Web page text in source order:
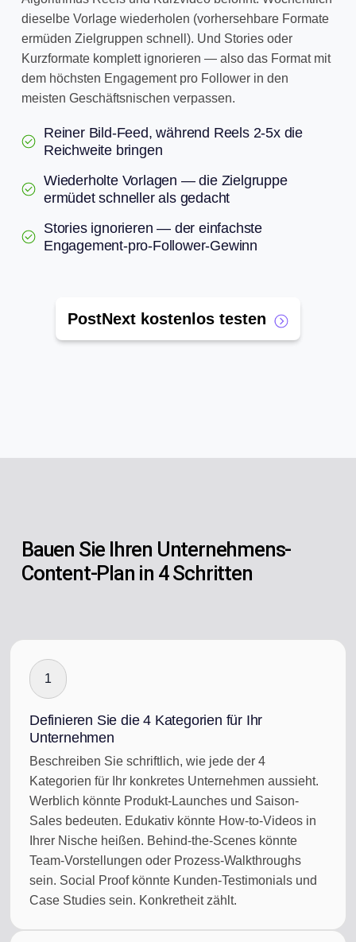
dieselbe Vorlage wiederholen (vorhersehbare Formate
ermüden Zielgruppen schnell). Und Stories oder
Kurzformate komplett ignorieren — also das Format mit
dem höchsten Engagement pro Follower in den
meisten Geschäftsnischen verpassen.
Reiner Bild-Feed, während Reels 2-5x die
Reichweite bringen
Wiederholte Vorlagen — die Zielgruppe
ermüdet schneller als gedacht
Stories ignorieren — der einfachste
Engagement-pro-Follower-Gewinn
PostNext kostenlos testen
Bauen Sie Ihren Unternehmens-
Content-Plan in 4 Schritten
1
Definieren Sie die 4 Kategorien für Ihr
Unternehmen
Beschreiben Sie schriftlich, wie jede der 4
Kategorien für Ihr konkretes Unternehmen aussieht.
Werblich könnte Produkt-Launches und Saison-
Sales bedeuten. Edukativ könnte How-to-Videos in
Ihrer Nische heißen. Behind-the-Scenes könnte
Team-Vorstellungen oder Prozess-Walkthroughs
sein. Social Proof könnte Kunden-Testimonials und
Case Studies sein. Konkretheit zählt.